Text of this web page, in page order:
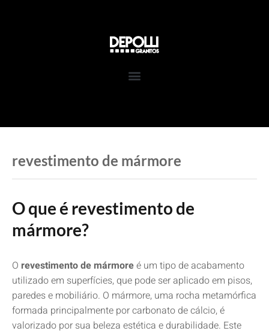
revestimento de mármore
O que é revestimento de
mármore?
O revestimento de mármoreé um tipo de acabamento
utilizado em superfícies, que pode ser aplicado em pisos,
paredes e mobiliário. O mármore, uma rocha metamórfica
formada principalmente por carbonato de cálcio, é
valorizado por sua beleza estética e durabilidade. Este